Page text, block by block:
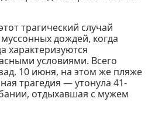
трагический случай
дождей, когда
характеризуются
условиями. Всего
10 июня, на этом же пляже
трагедия — утонула 41-
отдыхавшая с мужем